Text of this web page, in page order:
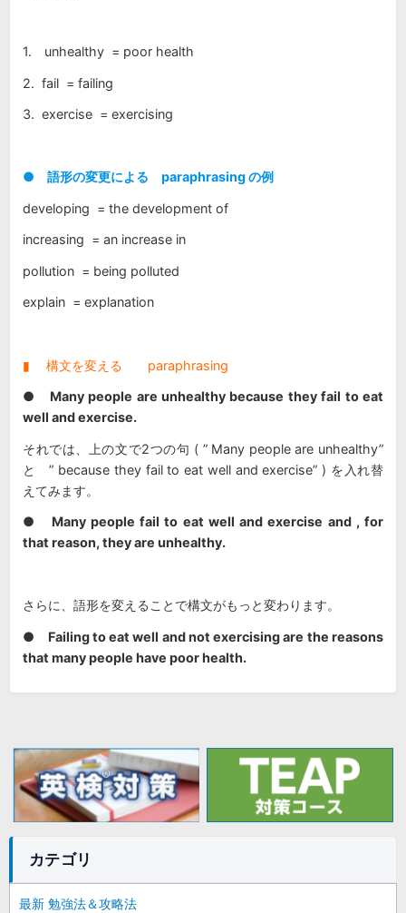
1. unhealthy = poor health
2. fail = failing
3. exercise = exercising
● 語形の変更による paraphrasing の例
developing = the development of
increasing = an increase in
pollution = being polluted
explain = explanation
▮ 構文を変える paraphrasing
● Many people are unhealthy because they fail to eat
well and exercise.
それでは、上の文で2つの句 ( ” Many people are unhealthy”
と ” because they fail to eat well and exercise” ) を入れ替
えてみます。
● Many people fail to eat well and exercise and , for
that reason, they are unhealthy.
さらに、語形を変えることで構文がもっと変わります。
● Failing to eat well and not exercising are the reasons
that many people have poor health.
カテゴリ
最新 勉強法＆攻略法